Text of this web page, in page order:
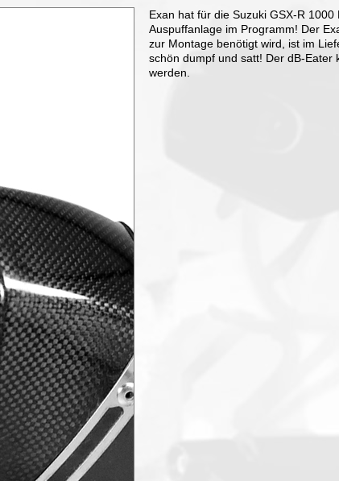
Exan hat für die Suzuki GSX-R
Auspuffanlage im Programm! Der
zur Montage benötigt wird, ist im
schön dumpf und satt! Der dB-Eater
werden.